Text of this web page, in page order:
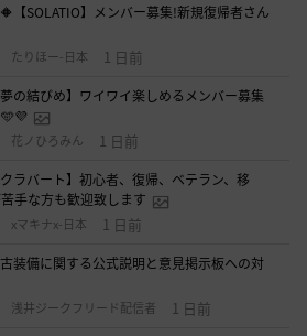
【SOLATIO】メンバー募集!新規復帰者さん
たりほー-日本 1 日前
夢の結びめ】ワイワイ楽しめるメンバー募集
花ノひろみん 1 日前
クラバート】初心者、復帰、ベテラン、移
手な方も歓迎致します
xマキナx-日本 1 日前
装備に関する公式説明と意見掲示板への対
浅井ジークフリード配信者 1 日前